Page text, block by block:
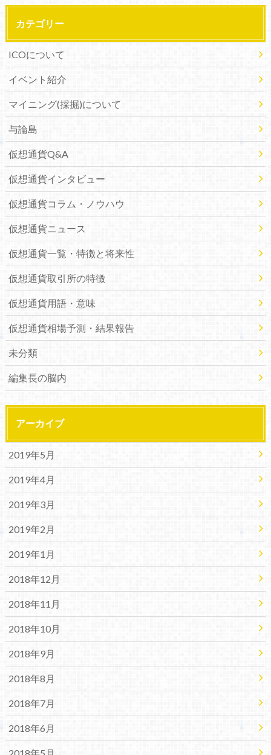
カテゴリー
ICOについて
イベント紹介
マイニング(採掘)について
与論島
仮想通貨Q&A
仮想通貨インタビュー
仮想通貨コラム・ノウハウ
仮想通貨ニュース
仮想通貨一覧・特徴と将来性
仮想通貨取引所の特徴
仮想通貨用語・意味
仮想通貨相場予測・結果報告
未分類
編集長の脳内
アーカイブ
2019年5月
2019年4月
2019年3月
2019年2月
2019年1月
2018年12月
2018年11月
2018年10月
2018年9月
2018年8月
2018年7月
2018年6月